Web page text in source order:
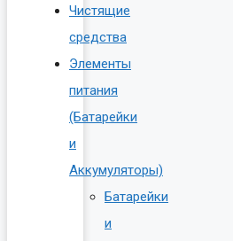
Чистящие
средства
Элементы
питания
(Батарейки
и
Аккумуляторы)
Батарейки
и